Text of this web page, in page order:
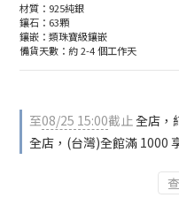
材質：925純銀
鑲石：63顆
鑲嵌：類珠寶級鑲嵌
備貨天數：約 2-4 個工作天
至08/25 15:00截止全店，
全店，(台灣)全館滿 1000